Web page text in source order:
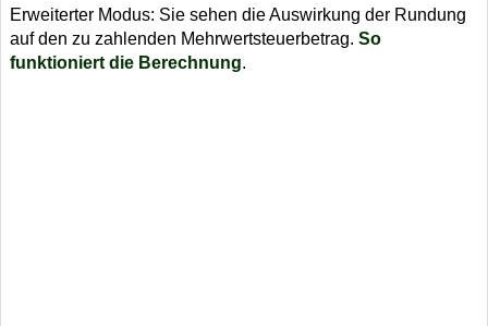
Erweiterter Modus: Sie sehen die Auswirkung der Rundung
auf den zu zahlenden Mehrwertsteuerbetrag. So
funktioniert die Berechnung.